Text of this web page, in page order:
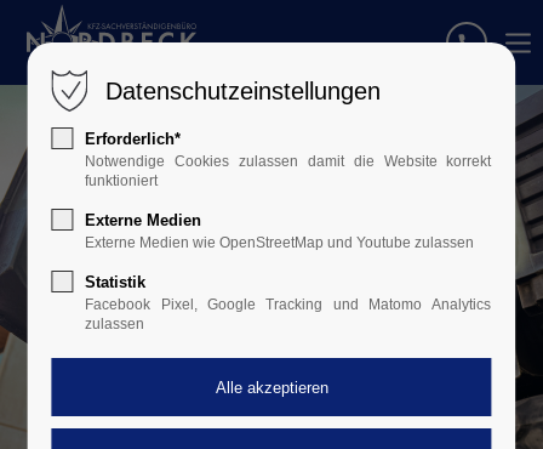
Datenschutzeinstellungen
Erforderlich*
Notwendige Cookies zulassen damit die Website korrekt
funktioniert
Externe Medien
Externe Medien wie OpenStreetMap und Youtube zulassen
Statistik
Facebook Pixel, Google Tracking und Matomo Analytics
zulassen